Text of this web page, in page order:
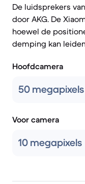
De luidsprekers
door AKG. De
hoewel de
demping kan
Hoofdcamera
50 megapixels
Voor camera
10 megapixels